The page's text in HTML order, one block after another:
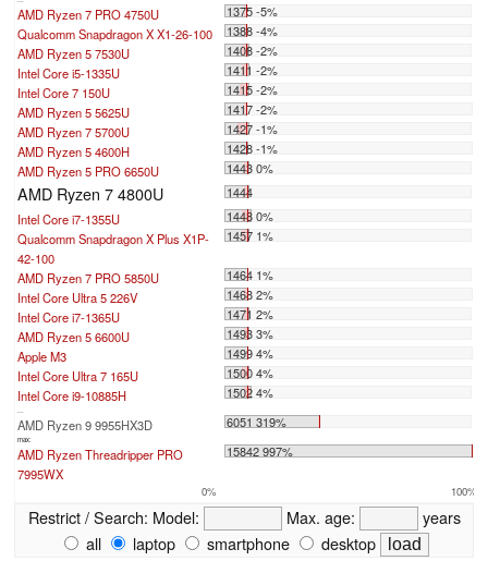
AMD Ryzen 7 PRO 4750U
1375 -5%
Qualcomm Snapdragon X X1-26-100
1388 -4%
AMD Ryzen 5 7530U
1408 -2%
Intel Core i5-1335U
1411 -2%
Intel Core 7 150U
1415 -2%
AMD Ryzen 5 5625U
1417 -2%
AMD Ryzen 7 5700U
1427 -1%
AMD Ryzen 5 4600H
1428 -1%
AMD Ryzen 5 PRO 6650U
1443 0%
AMD Ryzen 7 4800U
1444
Intel Core i7-1355U
1448 0%
Qualcomm Snapdragon X Plus X1P-
42-100
1457 1%
AMD Ryzen 7 PRO 5850U
1464 1%
Intel Core Ultra 5 226V
1468 2%
Intel Core i7-1365U
1471 2%
AMD Ryzen 5 6600U
1493 3%
Apple M3
1499 4%
Intel Core Ultra 7 165U
1500 4%
Intel Core i9-10885H
1502 4%
AMD Ryzen 9 9955HX3D 6051 319%
max:
AMD Ryzen Threadripper PRO
7995WX
15842 997%
0% 100%
Restrict / Search: Model: Max. age:
years
all
laptop smartphone desktop